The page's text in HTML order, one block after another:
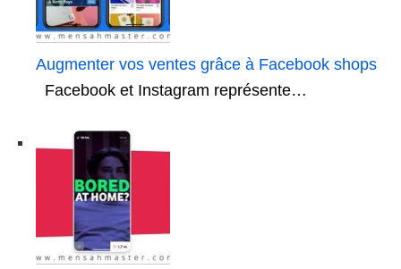
Augmenter vos ventes grâce à Facebook shops
Facebook et Instagram représente…